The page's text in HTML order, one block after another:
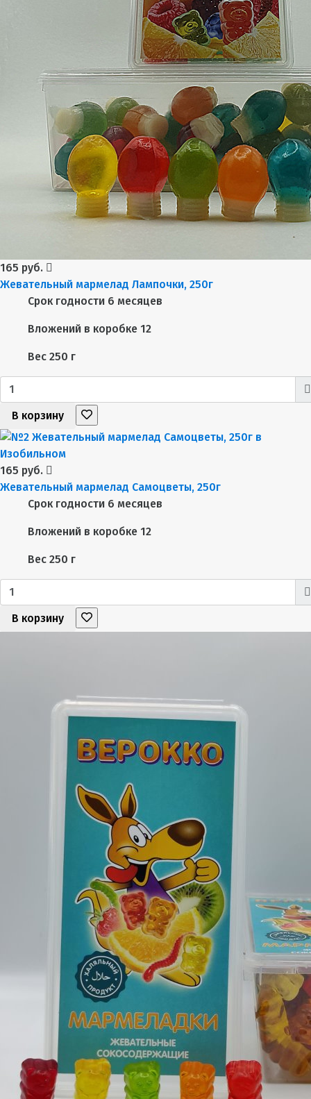
165 руб.
Жевательный мармелад Лампочки, 250г
Срок годности 6 месяцев
Вложений в коробке 12
Вес 250 г
В корзину
165 руб.
Жевательный мармелад Самоцветы, 250г
Срок годности 6 месяцев
Вложений в коробке 12
Вес 250 г
В корзину